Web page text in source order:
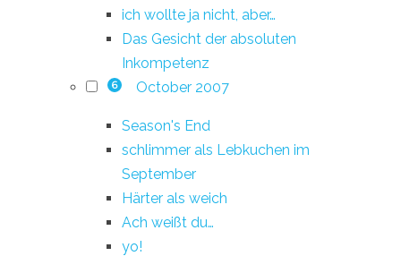
ich wollte ja nicht, aber…
Das Gesicht der absoluten
Inkompetenz
6 October 2007
Season's End
schlimmer als Lebkuchen im
September
Härter als weich
Ach weißt du…
yo!